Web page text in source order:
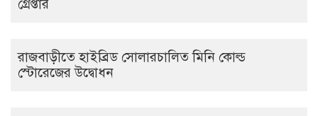
গ্রেপ্তার
রাজবাড়ীতে হাইব্রিড সোলারচালিত মিনি কোল্ড
স্টোরেজের উদ্বোধন